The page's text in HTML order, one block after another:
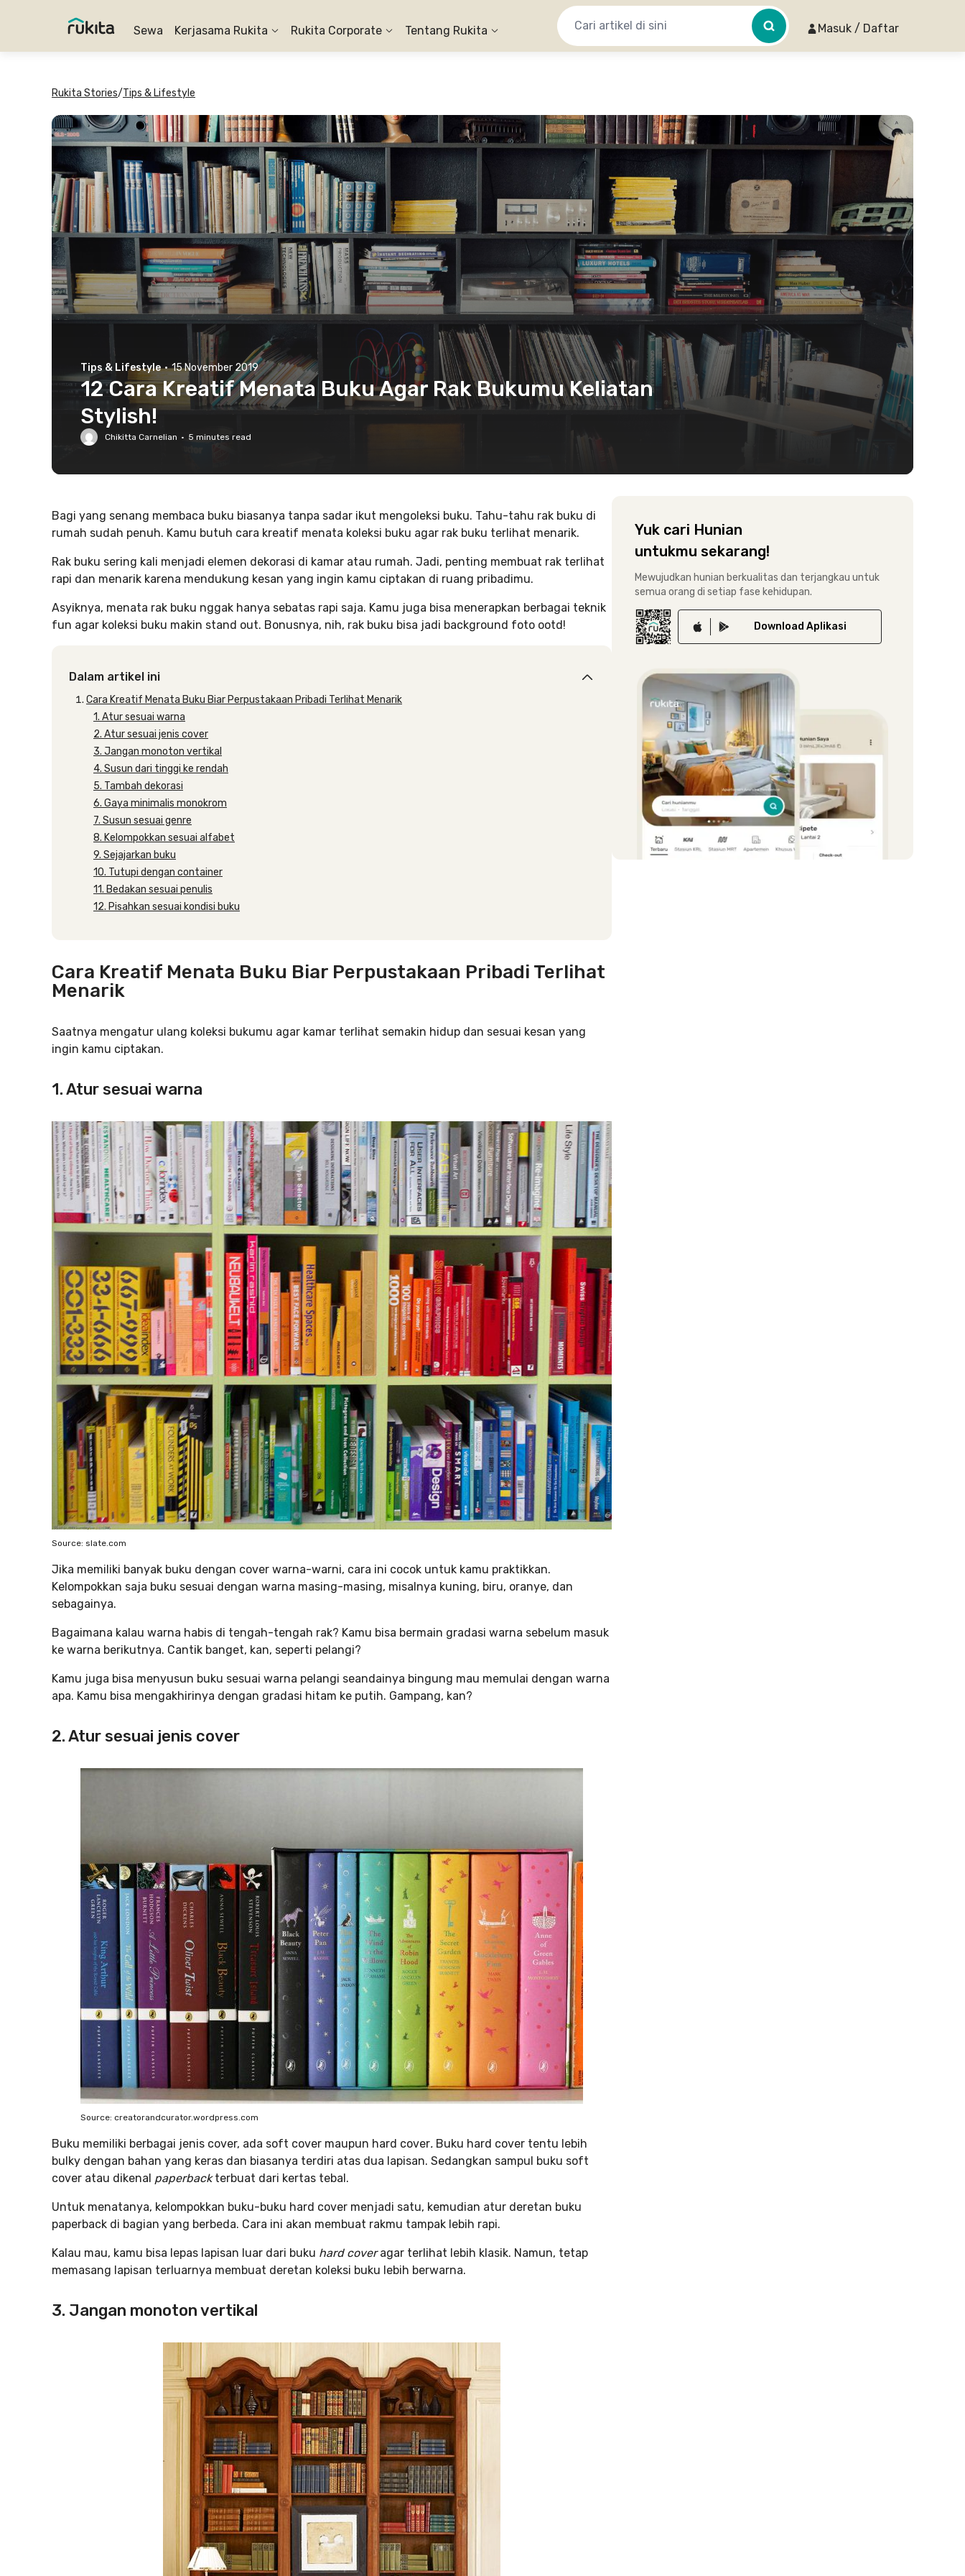
Sewa Kerjasama Rukita Rukita Corporate Tentang Rukita Masuk / Daftar
Rukita Stories/Tips & Lifestyle
Tips & Lifestyle · 15 November 2019
12 Cara Kreatif Menata Buku Agar Rak Bukumu Keliatan
Stylish!
Chikitta Carnelian · 5 minutes read
Bagi yang senang membaca buku biasanya tanpa sadar ikut mengoleksi buku. Tahu-tahu rak buku di
rumah sudah penuh. Kamu butuh cara kreatif menata koleksi buku agar rak buku terlihat menarik.
Rak buku sering kali menjadi elemen dekorasi di kamar atau rumah. Jadi, penting membuat rak terlihat
rapi dan menarik karena mendukung kesan yang ingin kamu ciptakan di ruang pribadimu.
Asyiknya, menata rak buku nggak hanya sebatas rapi saja. Kamu juga bisa menerapkan berbagai teknik
fun agar koleksi buku makin stand out. Bonusnya, nih, rak buku bisa jadi background foto ootd!
Dalam artikel ini
Cara Kreatif Menata Buku Biar Perpustakaan Pribadi Terlihat Menarik
1. Atur sesuai warna
2. Atur sesuai jenis cover
3. Jangan monoton vertikal
4. Susun dari tinggi ke rendah
5. Tambah dekorasi
6. Gaya minimalis monokrom
7. Susun sesuai genre
8. Kelompokkan sesuai alfabet
9. Sejajarkan buku
10. Tutupi dengan container
11. Bedakan sesuai penulis
12. Pisahkan sesuai kondisi buku
Cara Kreatif Menata Buku Biar Perpustakaan Pribadi Terlihat
Menarik
Saatnya mengatur ulang koleksi bukumu agar kamar terlihat semakin hidup dan sesuai kesan yang
ingin kamu ciptakan.
1. Atur sesuai warna
Source: slate.com
Jika memiliki banyak buku dengan cover warna-warni, cara ini cocok untuk kamu praktikkan.
Kelompokkan saja buku sesuai dengan warna masing-masing, misalnya kuning, biru, oranye, dan
sebagainya.
Bagaimana kalau warna habis di tengah-tengah rak? Kamu bisa bermain gradasi warna sebelum masuk
ke warna berikutnya. Cantik banget, kan, seperti pelangi?
Kamu juga bisa menyusun buku sesuai warna pelangi seandainya bingung mau memulai dengan warna
apa. Kamu bisa mengakhirinya dengan gradasi hitam ke putih. Gampang, kan?
2. Atur sesuai jenis cover
Source: creatorandcurator.wordpress.com
Buku memiliki berbagai jenis cover, ada soft cover maupun hard cover. Buku hard cover tentu lebih
bulky dengan bahan yang keras dan biasanya terdiri atas dua lapisan. Sedangkan sampul buku soft
cover atau dikenal paperbackterbuat dari kertas tebal.
Untuk menatanya, kelompokkan buku-buku hard cover menjadi satu, kemudian atur deretan buku
paperback di bagian yang berbeda. Cara ini akan membuat rakmu tampak lebih rapi.
Kalau mau, kamu bisa lepas lapisan luar dari buku hard coveragar terlihat lebih klasik. Namun, tetap
memasang lapisan terluarnya membuat deretan koleksi buku lebih berwarna.
3. Jangan monoton vertikal
Yuk cari Hunian
untukmu sekarang!
Mewujudkan hunian berkualitas dan terjangkau untuk
semua orang di setiap fase kehidupan.
Download Aplikasi